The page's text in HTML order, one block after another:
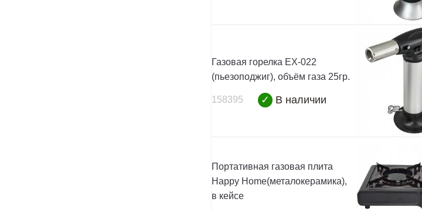
Газовая горелка EX-022
(пьезоподжиг), объём газа 25гр.
158395 ✓ В наличии
Портативная газовая плита
Happy Home(металокерамика),
в кейсе